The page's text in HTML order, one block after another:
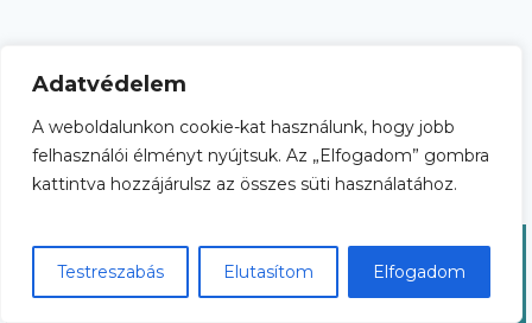
Adatvédelem
A weboldalunkon cookie-kat használunk, hogy jobb
felhasználói élményt nyújtsuk. Az „Elfogadom” gombra
kattintva hozzájárulsz az összes süti használatához.
Testreszabás Elutasítom Elfogadom
Általános Szerződési Feltételek
© 2026 esef.hu
Nyilvántartási szám: B/2020/002038 és B/2022/001465